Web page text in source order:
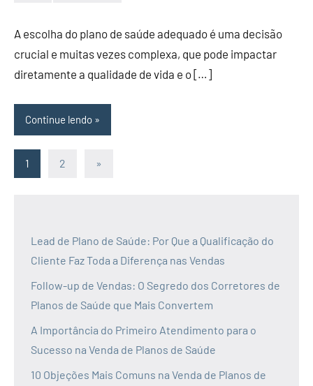
A escolha do plano de saúde adequado é uma decisão
crucial e muitas vezes complexa, que pode impactar
diretamente a qualidade de vida e o […]
Continue lendo
Paginação
1 2
Post
»
Lead de Plano de Saúde: Por Que a Qualificação do
Cliente Faz Toda a Diferença nas Vendas
Follow-up de Vendas: O Segredo dos Corretores de
Planos de Saúde que Mais Convertem
A Importância do Primeiro Atendimento para o
Sucesso na Venda de Planos de Saúde
10 Objeções Mais Comuns na Venda de Planos de